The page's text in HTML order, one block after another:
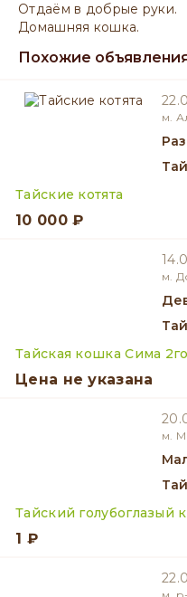
Отдаëм в добрые руки.
Домашняя кошка.
Похожие
м.
Тайские котята
10 000 ₽
м.
Тайская кошка Сима
Цена не указана
м.
Тайский голубоглазый
1 ₽